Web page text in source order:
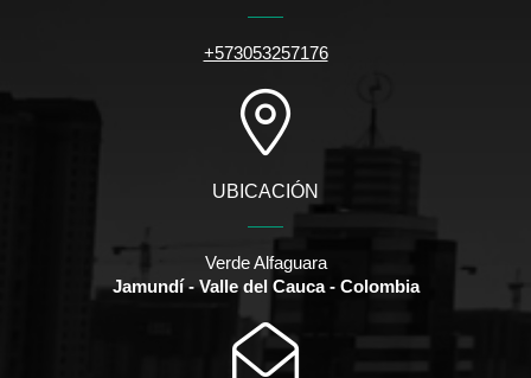
+573053257176
UBICACIÓN
Verde Alfaguara
Jamundí - Valle del Cauca - Colombia